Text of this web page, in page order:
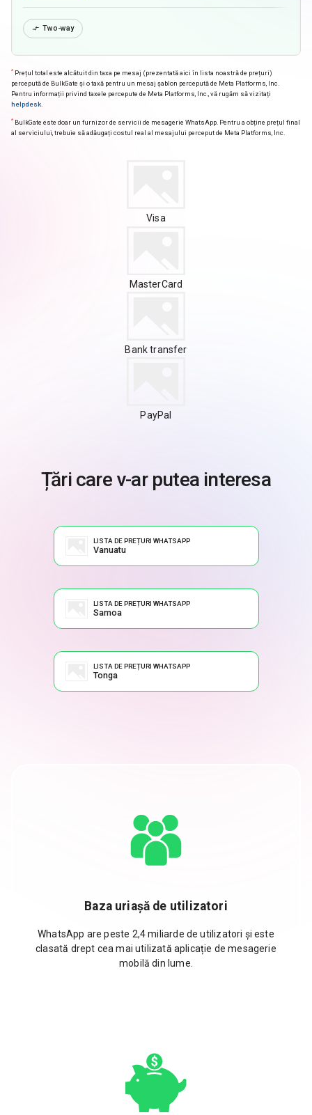
 Two-way
* Prețul total este alcătuit din taxa pe mesaj (prezentată aici în lista noastră de prețuri)
percepută de BulkGate și o taxă pentru un mesaj șablon percepută de Meta Platforms, Inc.
Pentru informații privind taxele percepute de Meta Platforms, Inc., vă rugăm să vizitați
helpdesk.
* BulkGate este doar un furnizor de servicii de mesagerie WhatsApp. Pentru a obține prețul final
al serviciului, trebuie să adăugați costul real al mesajului perceput de Meta Platforms, Inc.
Visa
MasterCard
Bank transfer
PayPal
Țări care v-ar putea interesa
LISTA DE PREȚURI WHATSAPP
Vanuatu
LISTA DE PREȚURI WHATSAPP
Samoa
LISTA DE PREȚURI WHATSAPP
Tonga
Baza uriașă de utilizatori
WhatsApp are peste 2,4 miliarde de utilizatori și este
clasată drept cea mai utilizată aplicație de mesagerie
mobilă din lume.